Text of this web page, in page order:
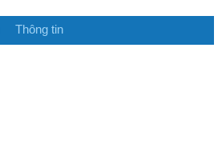
Thông tin